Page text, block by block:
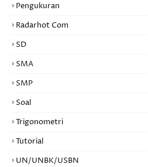
Pengukuran
Radarhot Com
SD
SMA
SMP
Soal
Trigonometri
Tutorial
UN/UNBK/USBN